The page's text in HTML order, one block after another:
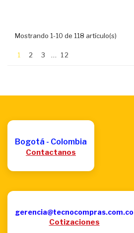
Mostrando 1-10 de 118 artículo(s)
1 2 3 … 12
Bogotá - Colombia
Contactanos
gerencia@tecnocompras.com.co
Cotizaciones